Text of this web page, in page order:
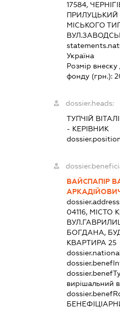
17584,
МІСЬКОГО
Україна
Розмір внеску
фонду (грн.):
dossier.heads:
ТУПЧІЙ
- КЕРІВНИК
ВАЙСПАПІР
04116, МІСТО
БОГДАНА,
КВАРТИРА 25
вирішальний